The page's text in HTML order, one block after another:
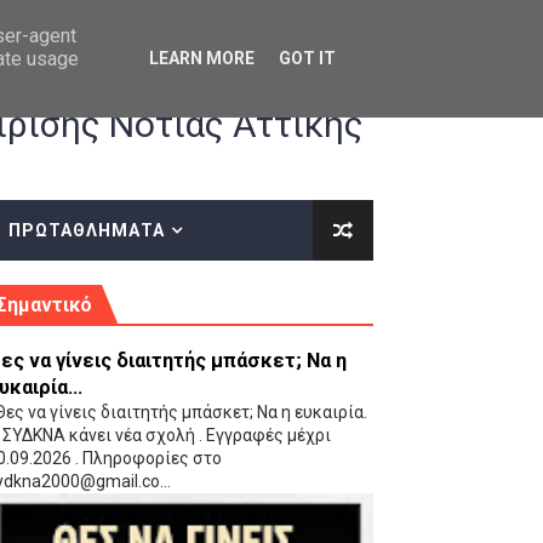
οδηγίες επί του ΚΑΝΟΝΙΣΜΟΥ ΕΓΓΡΑΦΩΝ-ΜΕΤΑΓΡΑΦΩΝ ΤΗΣ
(VIDEO)
Νότιας Αττικής
ΠΡΩΤΑΘΛΗΜΑΤΑ
να γίνεις διαιτητής μπάσκετ; Να η
να γίνεις διαιτητής μπάσκετ; Να η ευκαιρία.
κάνει νέα σχολή . Εγγραφές μέχρι
. Πληροφορίες στο
agent
usage
LEARN MORE GOT IT